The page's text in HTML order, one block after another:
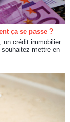
ça se passe ?
un crédit immobilier
mettre en